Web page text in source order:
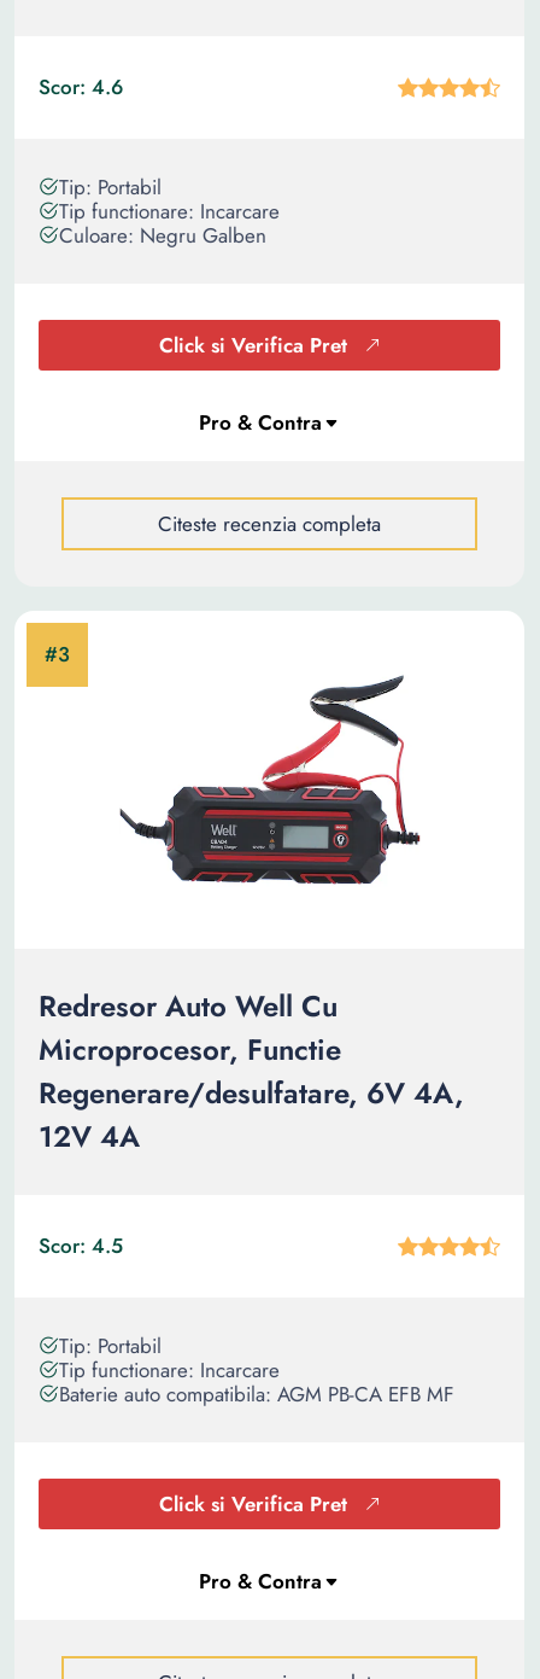
Scor: 4.6
Tip: Portabil
Tip functionare: Incarcare
Culoare: Negru Galben
Click si Verifica Pret
Citeste recenzia completa
Redresor Auto Well Cu
Microprocesor, Functie
Regenerare/desulfatare, 6V 4A,
12V 4A
Scor: 4.5
Tip: Portabil
Tip functionare: Incarcare
Baterie auto compatibila: AGM PB-CA EFB MF
Click si Verifica Pret